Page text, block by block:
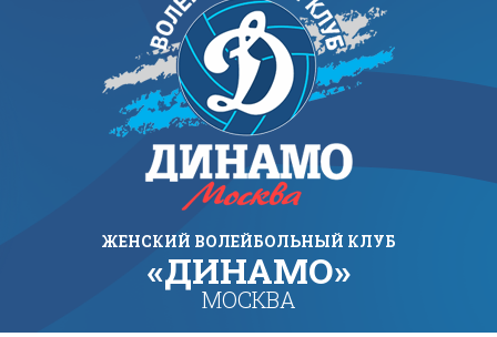
ЖЕНСКИЙ ВОЛЕЙБОЛЬНЫЙ КЛУБ
«ДИНАМО»
МОСКВА